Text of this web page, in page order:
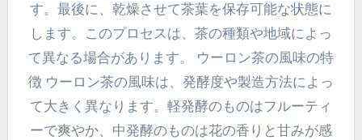
す。最後に、乾燥させて茶葉を保存可能な状態に
します。このプロセスは、茶の種類や地域によっ
て異なる場合があります。 ウーロン茶の風味の特
徴 ウーロン茶の風味は、発酵度や製造方法によっ
て大きく異なります。軽発酵のものはフルーティ
ーで爽やか、中発酵のものは花の香りと甘みが感